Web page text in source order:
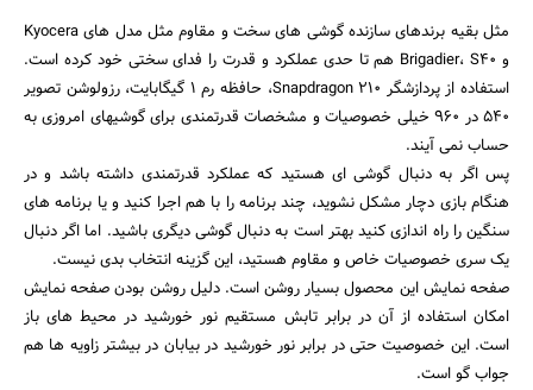
مثل بقیه برندهای سازنده گوشی های سخت و مقاوم مثل مدل های Kyocera
و Brigadier، S40 هم تا حدی عملکرد و قدرت را فدای سختی خود کرده است.
استفاده از پردازشگر Snapdragon 210، حافظه رم 1 گیگابایت، رزولوشن تصویر
540 در 960 خیلی خصوصیات و مشخصات قدرتمندی برای گوشیهای امروزی به
حساب نمی آیند.
پس اگر به دنبال گوشی ای هستید که عملکرد قدرتمندی داشته باشد و در
هنگام بازی دچار مشکل نشوید، چند برنامه را با هم اجرا کنید و یا برنامه های
سنگین را راه اندازی کنید بهتر است به دنبال گوشی دیگری باشید. اما اگر دنبال
یک سری خصوصیات خاص و مقاوم هستید، این گزینه انتخاب بدی نیست.
صفحه نمایش این محصول بسیار روشن است. دلیل روشن بودن صفحه نمایش
امکان استفاده از آن در برابر تابش مستقیم نور خورشید در محیط های باز
است. این خصوصیت حتی در برابر نور خورشید در بیابان در بیشتر زاویه ها هم
جواب گو است.